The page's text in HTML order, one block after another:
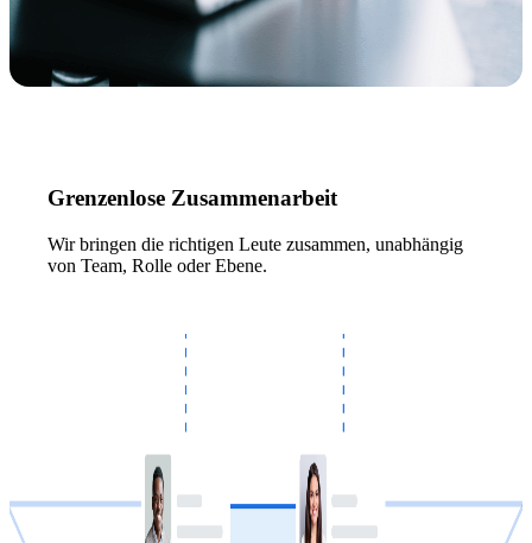
Grenzenlose Zusammenarbeit
Wir bringen die richtigen Leute zusammen, unabhängig
von Team, Rolle oder Ebene.